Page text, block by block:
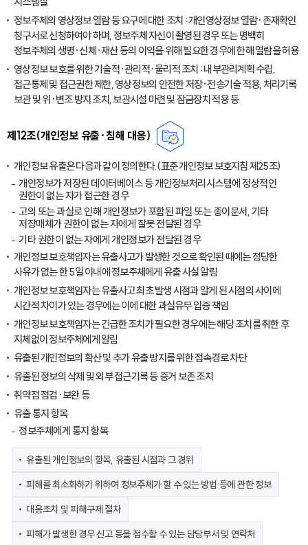
정보주체의 영상정보 열람 등 요구에 대한 조치 : 개인영상정보 열람·존재확인
청구서로 신청하여야 하며, 정보주체 자신이 촬영된 경우 또는 명백히
정보주체의 생명·신체·재산 등의 이익을 위해 필요한 경우에 한해 열람을 허용
영상정보 보호를 위한 기술적·관리적·물리적 조치 : 내부관리계획 수립,
접근통제 및 접근권한 제한, 영상정보의 안전한 저장·전송기술 적용, 처리기록
보관 및 위·변조 방지 조치, 보관시설 마련 및 잠금장치 적용 등
제12조(개인정보 유출·침해 대응)
개인정보 유출은 다음과 같이 정의한다.(표준 개인정보 보호지침 제25조)
개인정보가 저장된 데이터베이스 등 개인정보처리시스템에 정상적인
권한이 없는 자가 접근한 경우
고의 또는 과실로 인해 개인정보가 포함된 파일 또는 종이문서, 기타
저장매체가 권한이 없는 자에게 잘못 전달된 경우
기타 권한이 없는 자에게 개인정보가 전달된 경우
개인정보 보호책임자는 유출사고가 발생한 것으로 확인된 때에는 정당한
사유가 없는 한 5일 이내에 정보주체에게 유출 사실 알림
개인정보 보호책임자는 유출사고 최초 발생 시점과 알게 된 시점의 사이에
시간적 차이가 있는 경우에는 이에 대한 과실유무 입증 책임
개인정보 보호책임자는 긴급한 조치가 필요한 경우에는 해당 조치를 취한 후
지체없이 정보주체에게 알림
유출된 개인정보의 확산 및 추가 유출 방지를 위한 접속경로 차단
유출된 정보의 삭제 및 외부 접근기록 등 증거 보존 조치
취약점 점검·보완 등
유출 통지 항목
정보주체에게 통지 항목
유출된 개인정보의 항목, 유출된 시점과 그 경위
피해를 최소화하기 위하여 정보주체가 할 수 있는 방법 등에 관한 정보
대응조치 및 피해구제 절차
피해가 발생한 경우 신고 등을 접수할 수 있는 담당부서 및 연락처